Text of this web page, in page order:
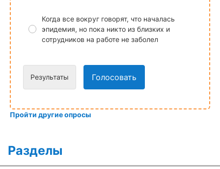
Разделы
Когда все вокруг говорят, что началась
эпидемия, но пока никто из близких и
сотрудников на работе не заболел
Результаты Голосовать
Пройти другие опросы